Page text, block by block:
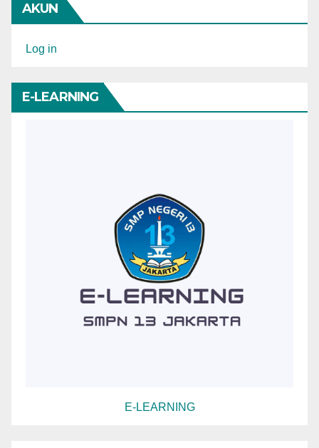
AKUN
Log in
E-LEARNING
E-LEARNING